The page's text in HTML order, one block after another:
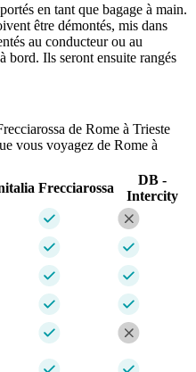
en tant que bagage à main.
être démontés, mis dans
au conducteur ou au
bord. Ils seront ensuite rangés
de Rome à Trieste
vous voyagez de Rome à
Frecciarossa
DB -
Intercity